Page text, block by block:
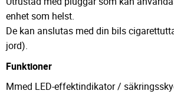
enhet som helst.
De kan anslutas med din bils
jord).
Funktioner
Mmed LED-effektindikator /